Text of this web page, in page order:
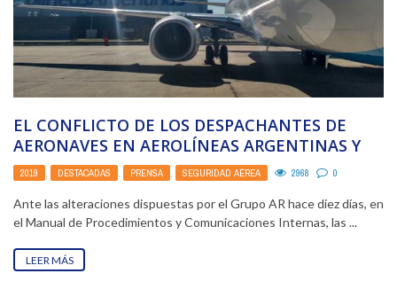
EL CONFLICTO DE LOS DESPACHANTES DE
AERONAVES EN AEROLÍNEAS ARGENTINAS Y
AUSTRAL.
2019 , DESTACADAS , PRENSA , SEGURIDAD AÉREA 2968 0
Ante las alteraciones dispuestas por el Grupo AR hace diez días, en
el Manual de Procedimientos y Comunicaciones Internas, las ...
LEER MÁS